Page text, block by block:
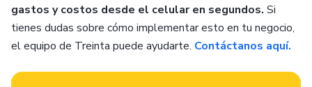
gastos y costos desde el celular en segundos. Si
tienes dudas sobre cómo implementar esto en tu negocio,
el equipo de Treinta puede ayudarte. Contáctanos aquí.